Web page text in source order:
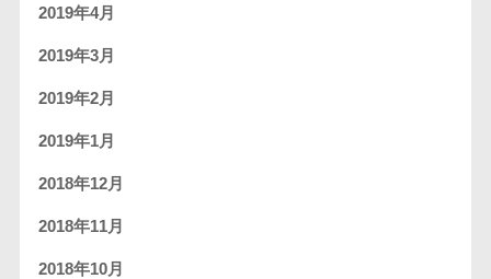
2019年4月
2019年3月
2019年2月
2019年1月
2018年12月
2018年11月
2018年10月